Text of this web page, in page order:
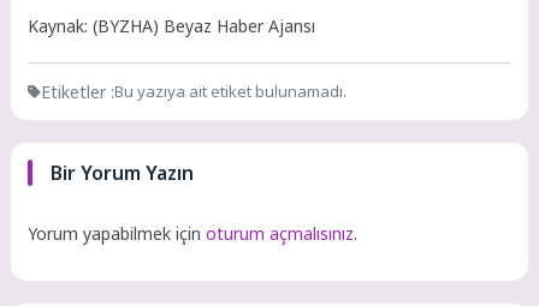
Kaynak: (BYZHA) Beyaz Haber Ajansı
Etiketler :Bu yazıya ait etiket bulunamadı.
Bir Yorum Yazın
Yorum yapabilmek içinoturum açmalısınız.